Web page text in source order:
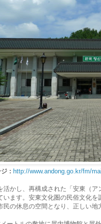
: http://www.andong.go.kr/fm/
活かし、再構成された「安東（
います。安東文化圏の民俗文化
民の休息の空間となり、正しい